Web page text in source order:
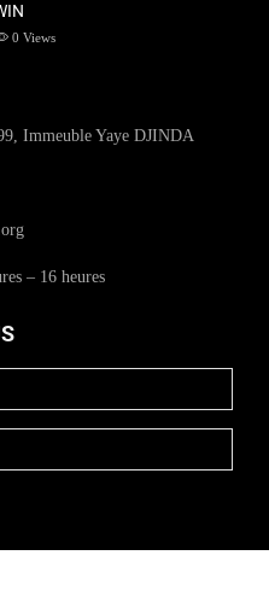
0 Views
Immeuble Yaye DJINDA
– 16 heures